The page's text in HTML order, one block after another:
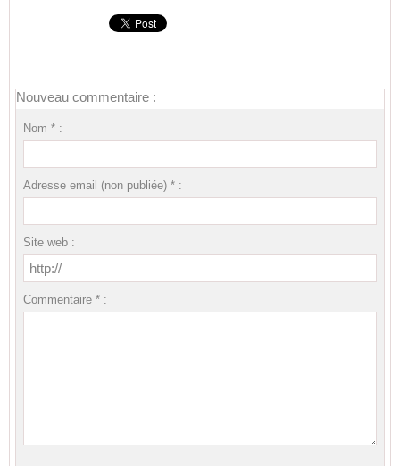
Nouveau commentaire :
Nom * :
Adresse email (non publiée) * :
Site web :
Commentaire * :